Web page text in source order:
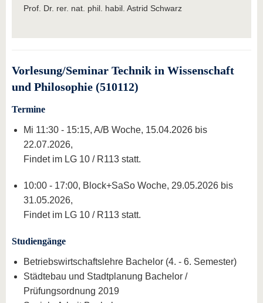
Prof. Dr. rer. nat. phil. habil. Astrid Schwarz
Vorlesung/Seminar Technik in Wissenschaft
und Philosophie (510112)
Termine
Mi 11:30 - 15:15, A/B Woche, 15.04.2026 bis
22.07.2026,
Findet im LG 10 / R113 statt.
10:00 - 17:00, Block+SaSo Woche, 29.05.2026 bis
31.05.2026,
Findet im LG 10 / R113 statt.
Studiengänge
Betriebswirtschaftslehre Bachelor (4. - 6. Semester)
Städtebau und Stadtplanung Bachelor /
Prüfungsordnung 2019